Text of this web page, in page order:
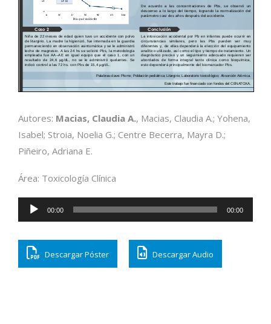
Autores: Macias, Claudia A., Macias, Claudia A.; Yohena,
Isabel; Stroia, Noelia G.; Centre Becerra, Mayra D.;
Piñeiro, Adriana E.
Área: Toxicología Clínica
Reproductor
de
audio
00:00 00:00
Descargar Póster Descargar Audio